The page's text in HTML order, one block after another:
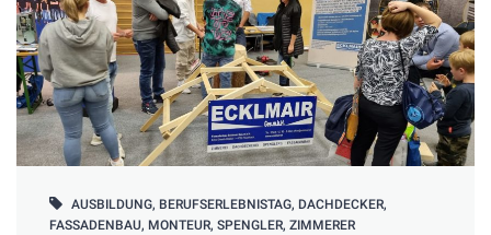
AUSBILDUNG, BERUFSERLEBNISTAG, DACHDECKER,
FASSADENBAU, MONTEUR, SPENGLER, ZIMMERER